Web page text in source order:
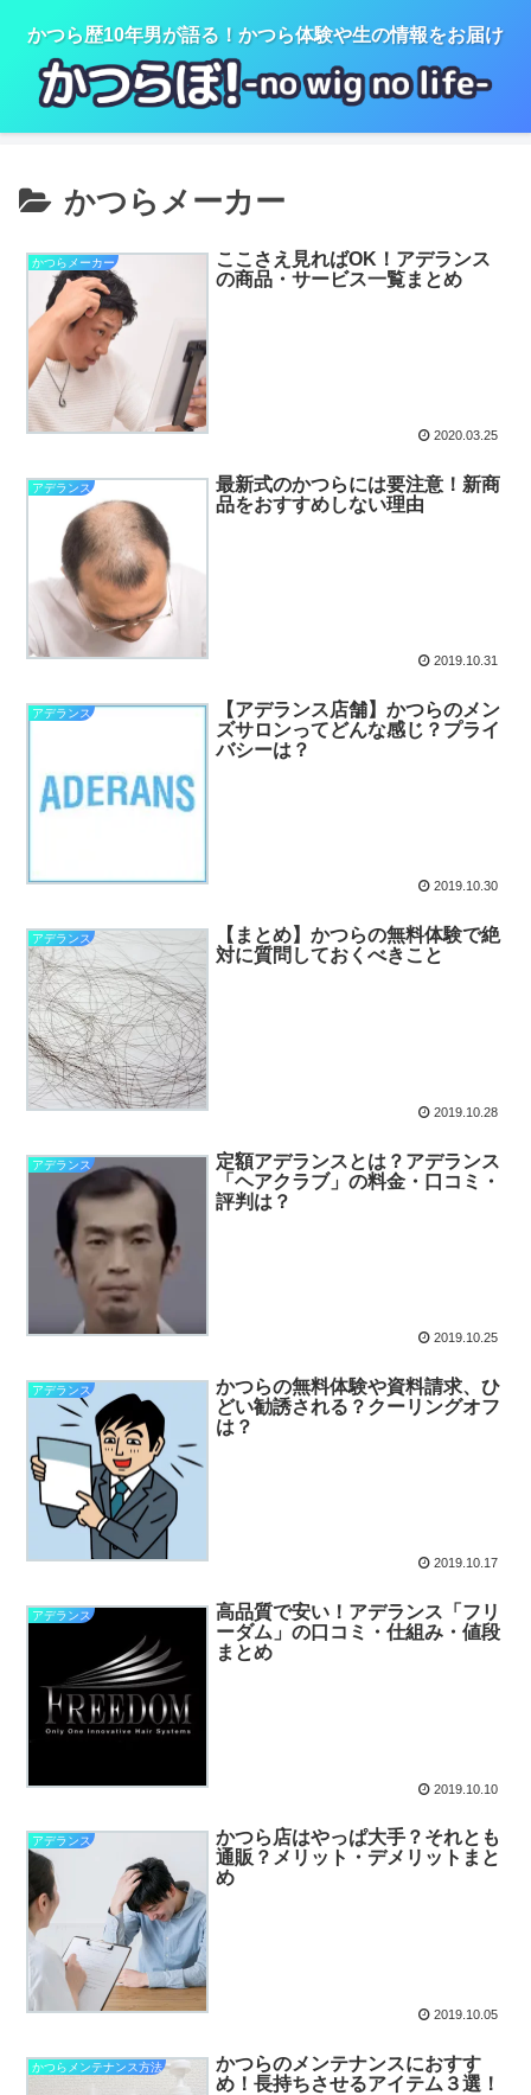
かつら歴10年男が語る！かつら体験や生の情報をお届け
かつらメーカー
かつらメーカー
ここさえ見ればOK！アデランス
の商品・サービス一覧まとめ
2020.03.25
アデランス
最新式のかつらには要注意！新商
品をおすすめしない理由
2019.10.31
アデランス
【アデランス店舗】かつらのメン
ズサロンってどんな感じ？プライ
バシーは？
2019.10.30
アデランス
【まとめ】かつらの無料体験で絶
対に質問しておくべきこと
2019.10.28
アデランス
定額アデランスとは？アデランス
「ヘアクラブ」の料金・口コミ・
評判は？
2019.10.25
アデランス
かつらの無料体験や資料請求、ひ
どい勧誘される？クーリングオフ
は？
2019.10.17
アデランス
高品質で安い！アデランス「フリ
ーダム」の口コミ・仕組み・値段
まとめ
2019.10.10
アデランス
かつら店はやっぱ大手？それとも
通販？メリット・デメリットまと
め
2019.10.05
かつらメンテナンス方法
かつらのメンテナンスにおすす
め！長持ちさせるアイテム３選！